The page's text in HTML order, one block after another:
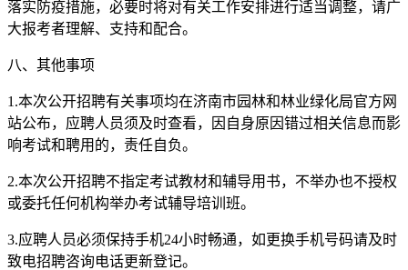
落实防疫措施，必要时将对有关工作安排进行适当调整，请广
大报考者理解、支持和配合。
八、其他事项
1.本次公开招聘有关事项均在济南市园林和林业绿化局官方网
站公布，应聘人员须及时查看，因自身原因错过相关信息而影
响考试和聘用的，责任自负。
2.本次公开招聘不指定考试教材和辅导用书，不举办也不授权
或委托任何机构举办考试辅导培训班。
3.应聘人员必须保持手机24小时畅通，如更换手机号码请及时
致电招聘咨询电话更新登记。